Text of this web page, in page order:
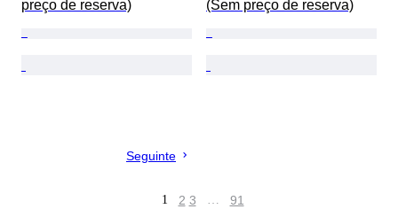
preço de reserva)
(Sem preço de reserva)
Seguinte
1 2 3 … 91